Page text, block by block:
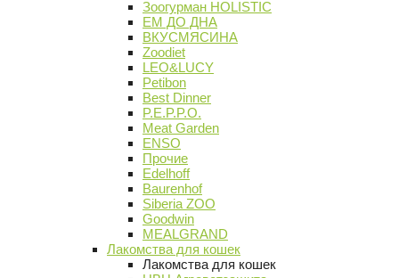
Зоогурман HOLISTIC
ЕМ ДО ДНА
ВКУСМЯСИНА
Zoodiet
LEO&LUCY
Petibon
Best Dinner
P.E.P.P.O.
Meat Garden
ENSO
Прочие
Edelhoff
Baurenhof
Siberia ZOO
Goodwin
MEALGRAND
Лакомства для кошек
Лакомства для кошек